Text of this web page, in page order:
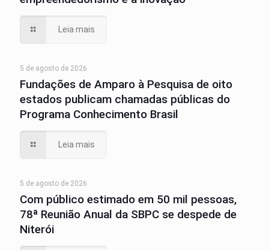
Leia mais
5 de agosto de 2026
Fundações de Amparo à Pesquisa de oito
estados publicam chamadas públicas do
Programa Conhecimento Brasil
Leia mais
5 de agosto de 2026
Com público estimado em 50 mil pessoas,
78ª Reunião Anual da SBPC se despede de
Niterói